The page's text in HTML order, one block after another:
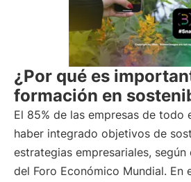
¿Por qué es
formación en
El 85% de las empresas de todo
haber integrado objetivos de
estrategias empresariales,
del Foro Económico Mundial. En